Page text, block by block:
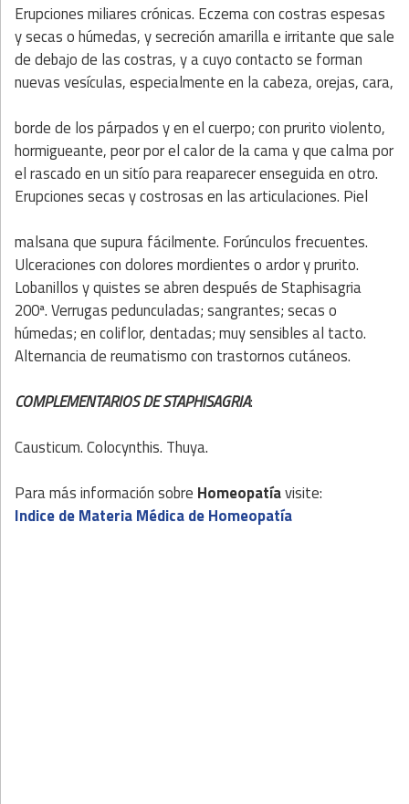
Erupciones miliares crónicas. Eczema con costras espesas
y secas o húmedas, y secreción amarilla e irritante que sale
de debajo de las costras, y a cuyo contacto se forman
nuevas vesículas, especialmente en la cabeza, orejas, cara,
borde de los párpados y en el cuerpo; con prurito violento,
hormigueante, peor por el calor de la cama y que calma por
el rascado en un sitío para reaparecer enseguida en otro.
Erupciones secas y costrosas en las articulaciones. Piel
malsana que supura fácilmente. Forúnculos frecuentes.
Ulceraciones con dolores mordientes o ardor y prurito.
Lobanillos y quistes se abren después de Staphisagria
200ª. Verrugas pedunculadas; sangrantes; secas o
húmedas; en coliflor, dentadas; muy sensibles al tacto.
Alternancia de reumatismo con trastornos cutáneos.
COMPLEMENTARIOS DE STAPHISAGRIA:
Causticum. Colocynthis. Thuya.
Para más información sobre Homeopatíavisite:
Indice de Materia Médica de Homeopatía